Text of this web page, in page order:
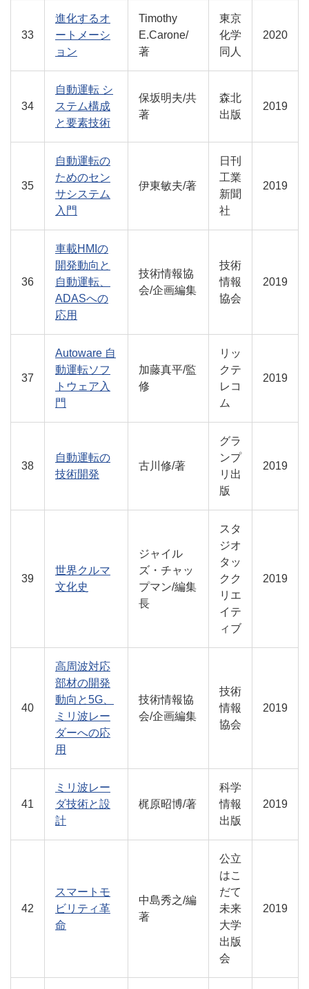
33
進化するオ
ートメーシ
ョン
Timothy
E.Carone/
著
東京
化学
同人
2020
34
自動運転 シ
ステム構成
と要素技術
保坂明夫/共
著
森北
出版
2019
35
自動運転の
ためのセン
サシステム
入門
伊東敏夫/著
日刊
工業
新聞
社
2019
36
車載HMIの
開発動向と
自動運転、
ADASへの
応用
技術情報協
会/企画編集
技術
情報
協会
2019
37
Autoware 自
動運転ソフ
トウェア入
門
加藤真平/監
修
リッ
クテ
レコ
ム
2019
38
自動運転の
技術開発
古川修/著
グラ
ンプ
リ出
版
2019
39
世界クルマ
文化史
ジャイル
ズ・チャッ
プマン/編集
長
スタ
ジオ
タッ
クク
リエ
イテ
ィブ
2019
40
高周波対応
部材の開発
動向と5G、
ミリ波レー
ダーへの応
用
技術情報協
会/企画編集
技術
情報
協会
2019
41
ミリ波レー
ダ技術と設
計
梶原昭博/著
科学
情報
出版
2019
42
スマートモ
ビリティ革
命
中島秀之/編
著
公立
はこ
だて
未来
大学
出版
会
2019